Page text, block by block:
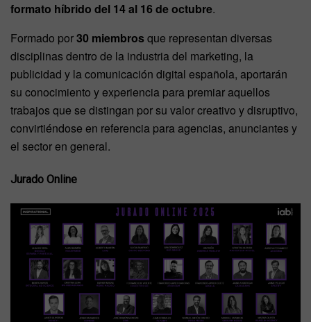
formato híbrido del 14 al 16 de octubre.
Formado por30 miembros que representan diversas
disciplinas dentro de la industria del marketing, la
publicidad y la comunicación digital española, aportarán
su conocimiento y experiencia para premiar aquellos
trabajos que se distingan por su valor creativo y disruptivo,
convirtiéndose en referencia para agencias, anunciantes y
el sector en general.
Jurado Online